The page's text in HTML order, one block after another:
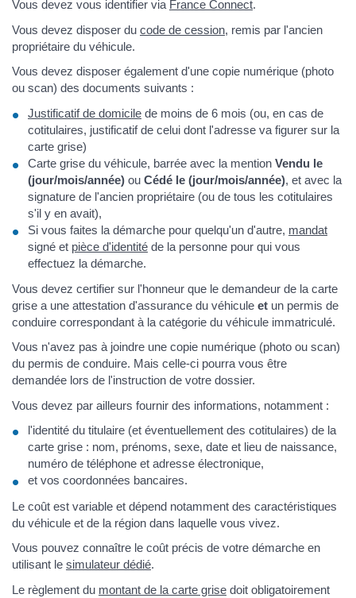
Vous devez vous identifier via France Connect.
Vous devez disposer du code de cession, remis par l'ancien
propriétaire du véhicule.
Vous devez disposer également d'une copie numérique (photo
ou scan) des documents suivants :
Justificatif de domicile de moins de 6 mois (ou, en cas de
cotitulaires, justificatif de celui dont l'adresse va figurer sur la
carte grise)
Carte grise du véhicule, barrée avec la mention Vendu le
(jour/mois/année) ou Cédé le (jour/mois/année), et avec la
signature de l'ancien propriétaire (ou de tous les cotitulaires
s'il y en avait),
Si vous faites la démarche pour quelqu'un d'autre, mandat
signé et pièce d'identité de la personne pour qui vous
effectuez la démarche.
Vous devez certifier sur l'honneur que le demandeur de la carte
grise a une attestation d'assurance du véhicule et un permis de
conduire correspondant à la catégorie du véhicule immatriculé.
Vous n'avez pas à joindre une copie numérique (photo ou scan)
du permis de conduire. Mais celle-ci pourra vous être
demandée lors de l'instruction de votre dossier.
Vous devez par ailleurs fournir des informations, notamment :
l'identité du titulaire (et éventuellement des cotitulaires) de la
carte grise : nom, prénoms, sexe, date et lieu de naissance,
numéro de téléphone et adresse électronique,
et vos coordonnées bancaires.
Le coût est variable et dépend notamment des caractéristiques
du véhicule et de la région dans laquelle vous vivez.
Vous pouvez connaître le coût précis de votre démarche en
utilisant le simulateur dédié.
Le règlement du montant de la carte grise doit obligatoirement